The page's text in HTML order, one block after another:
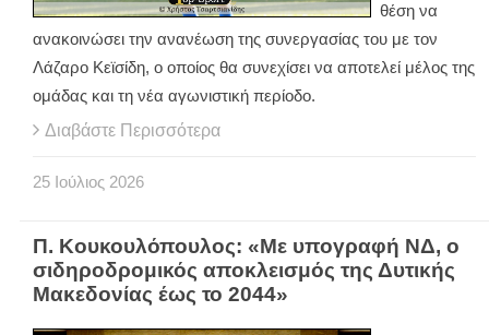
θέση να
ανακοινώσει την ανανέωση της συνεργασίας του με τον
Λάζαρο Κεϊσίδη, ο οποίος θα συνεχίσει να αποτελεί μέλος της
ομάδας και τη νέα αγωνιστική περίοδο.
Διαβάστε Περισσότερα
25 Ιούλιος 2026
Π. Κουκουλόπουλος: «Με υπογραφή ΝΔ, ο
σιδηροδρομικός αποκλεισμός της Δυτικής
Μακεδονίας έως το 2044»